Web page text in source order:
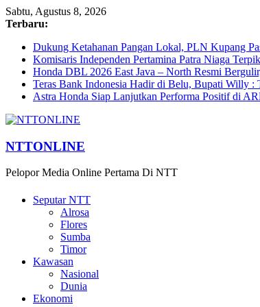
Sabtu, Agustus 8, 2026
Terbaru:
Dukung Ketahanan Pangan Lokal, PLN Kupang
Komisaris Independen Pertamina Patra Niaga
Honda DBL 2026 East Java – North Resmi
Teras Bank Indonesia Hadir di Belu, Bupati Willy
Astra Honda Siap Lanjutkan Performa Positif di
NTTONLINE
Pelopor Media Online Pertama Di NTT
Seputar NTT
Alrosa
Flores
Sumba
Timor
Kawasan
Nasional
Dunia
Ekonomi